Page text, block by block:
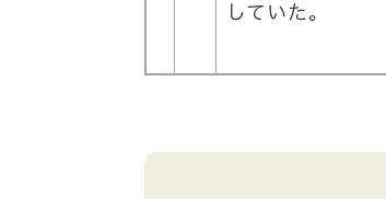
していた。